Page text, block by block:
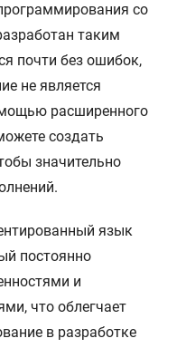
со
таким
почти без ошибок,
не является
расширенного
создать
значительно
язык
постоянно
и
что облегчает
в разработке